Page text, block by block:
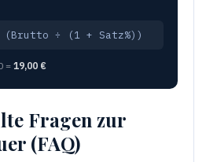
(Brutto ÷ (1 + Satz%))
= 19,00 €
Fragen zur
(FAQ)